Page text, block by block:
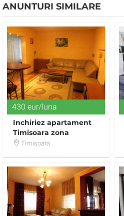
ANUNTURI SIMILARE
430 eur/luna
Inchiriez apartament
Timisoara zona
centrala
Timisoara